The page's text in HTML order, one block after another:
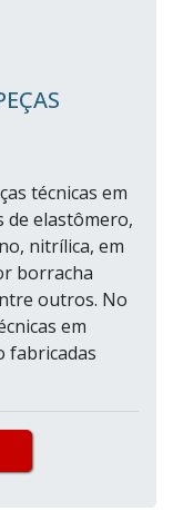
técnicas em
de elastômero,
nitrílica, em
borracha
outros. No
em
fabricadas